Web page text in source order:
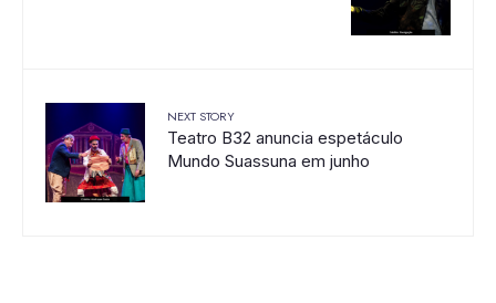
NEXT STORY
Teatro B32 anuncia espetáculo
Mundo Suassuna em junho